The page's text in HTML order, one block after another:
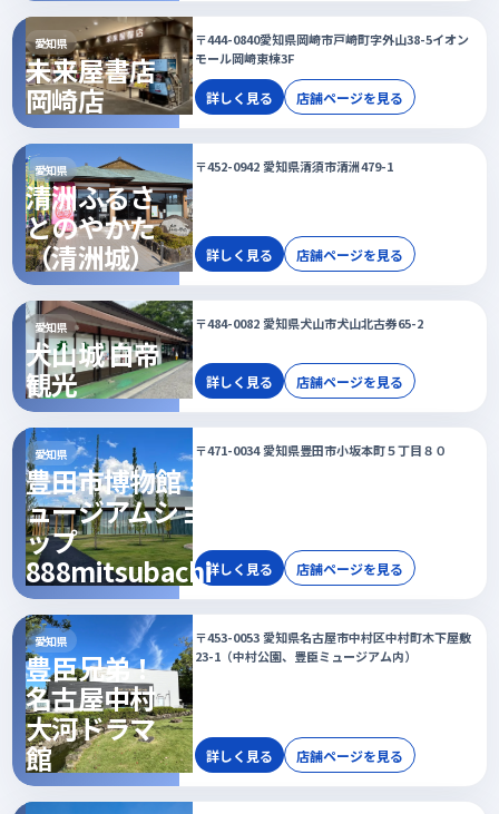
愛知県
未来屋書店
岡崎店
〒444-0840愛知県岡崎市戸崎町字外山38-5イオン
モール岡崎東棟3F
詳しく見る 店舗ページを見る
愛知県
清洲ふるさ
とのやかた
（清洲城）
〒452-0942 愛知県清須市清洲479-1
詳しく見る 店舗ページを見る
愛知県
犬山城 白帝
観光
〒484-0082 愛知県犬山市犬山北古券65-2
詳しく見る 店舗ページを見る
愛知県
豊田市博物館 ミ
ュージアムショ
ップ
888mitsubachi
〒471-0034 愛知県豊田市小坂本町５丁目８０
詳しく見る 店舗ページを見る
愛知県
豊臣兄弟！
名古屋中村
大河ドラマ
館
〒453-0053 愛知県名古屋市中村区中村町木下屋敷
23-1（中村公園、豊臣ミュージアム内）
詳しく見る 店舗ページを見る